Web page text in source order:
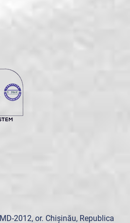
2012, or. Chișinău, Republica